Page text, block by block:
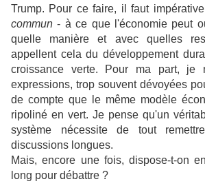
Trump. Pour ce faire, il faut
commun - à ce que l'économie peut
quelle manière et avec quelles
appellent cela du développement
croissance verte. Pour ma part, je
expressions, trop souvent dévoyées
de compte que le même modèle
ripoliné en vert. Je pense qu'un
système nécessite de tout
discussions longues.
Mais, encore une fois, dispose-t-on
long pour débattre ?